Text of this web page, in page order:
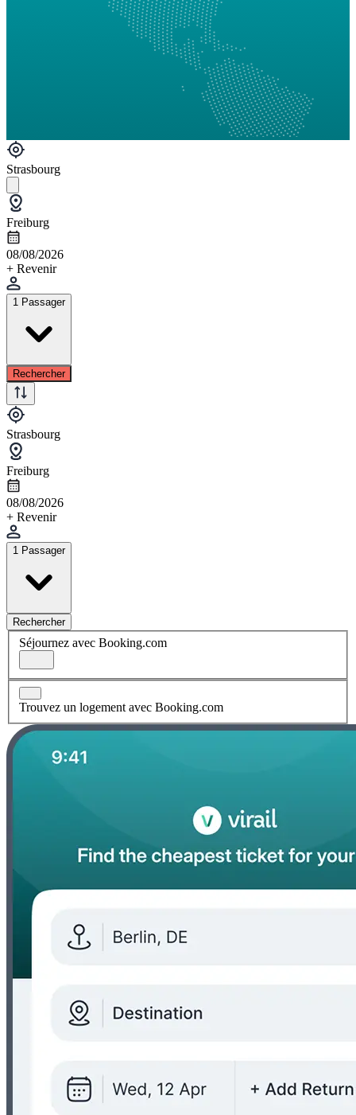
Strasbourg
Freiburg
08/08/2026
+ Revenir
1 Passager
Rechercher
Strasbourg
Freiburg
08/08/2026
+ Revenir
1 Passager
Rechercher
Séjournez avec Booking.com
Trouvez un logement avec Booking.com